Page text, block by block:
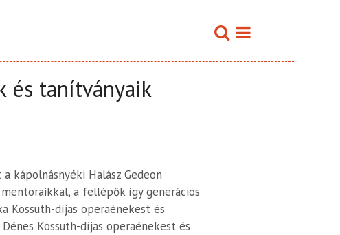
és tanítványaik
kápolnásnyéki Halász Gedeon
a fellépők így generációs
Kossuth-díjas operaénekest és
Kossuth-díjas operaénekest és